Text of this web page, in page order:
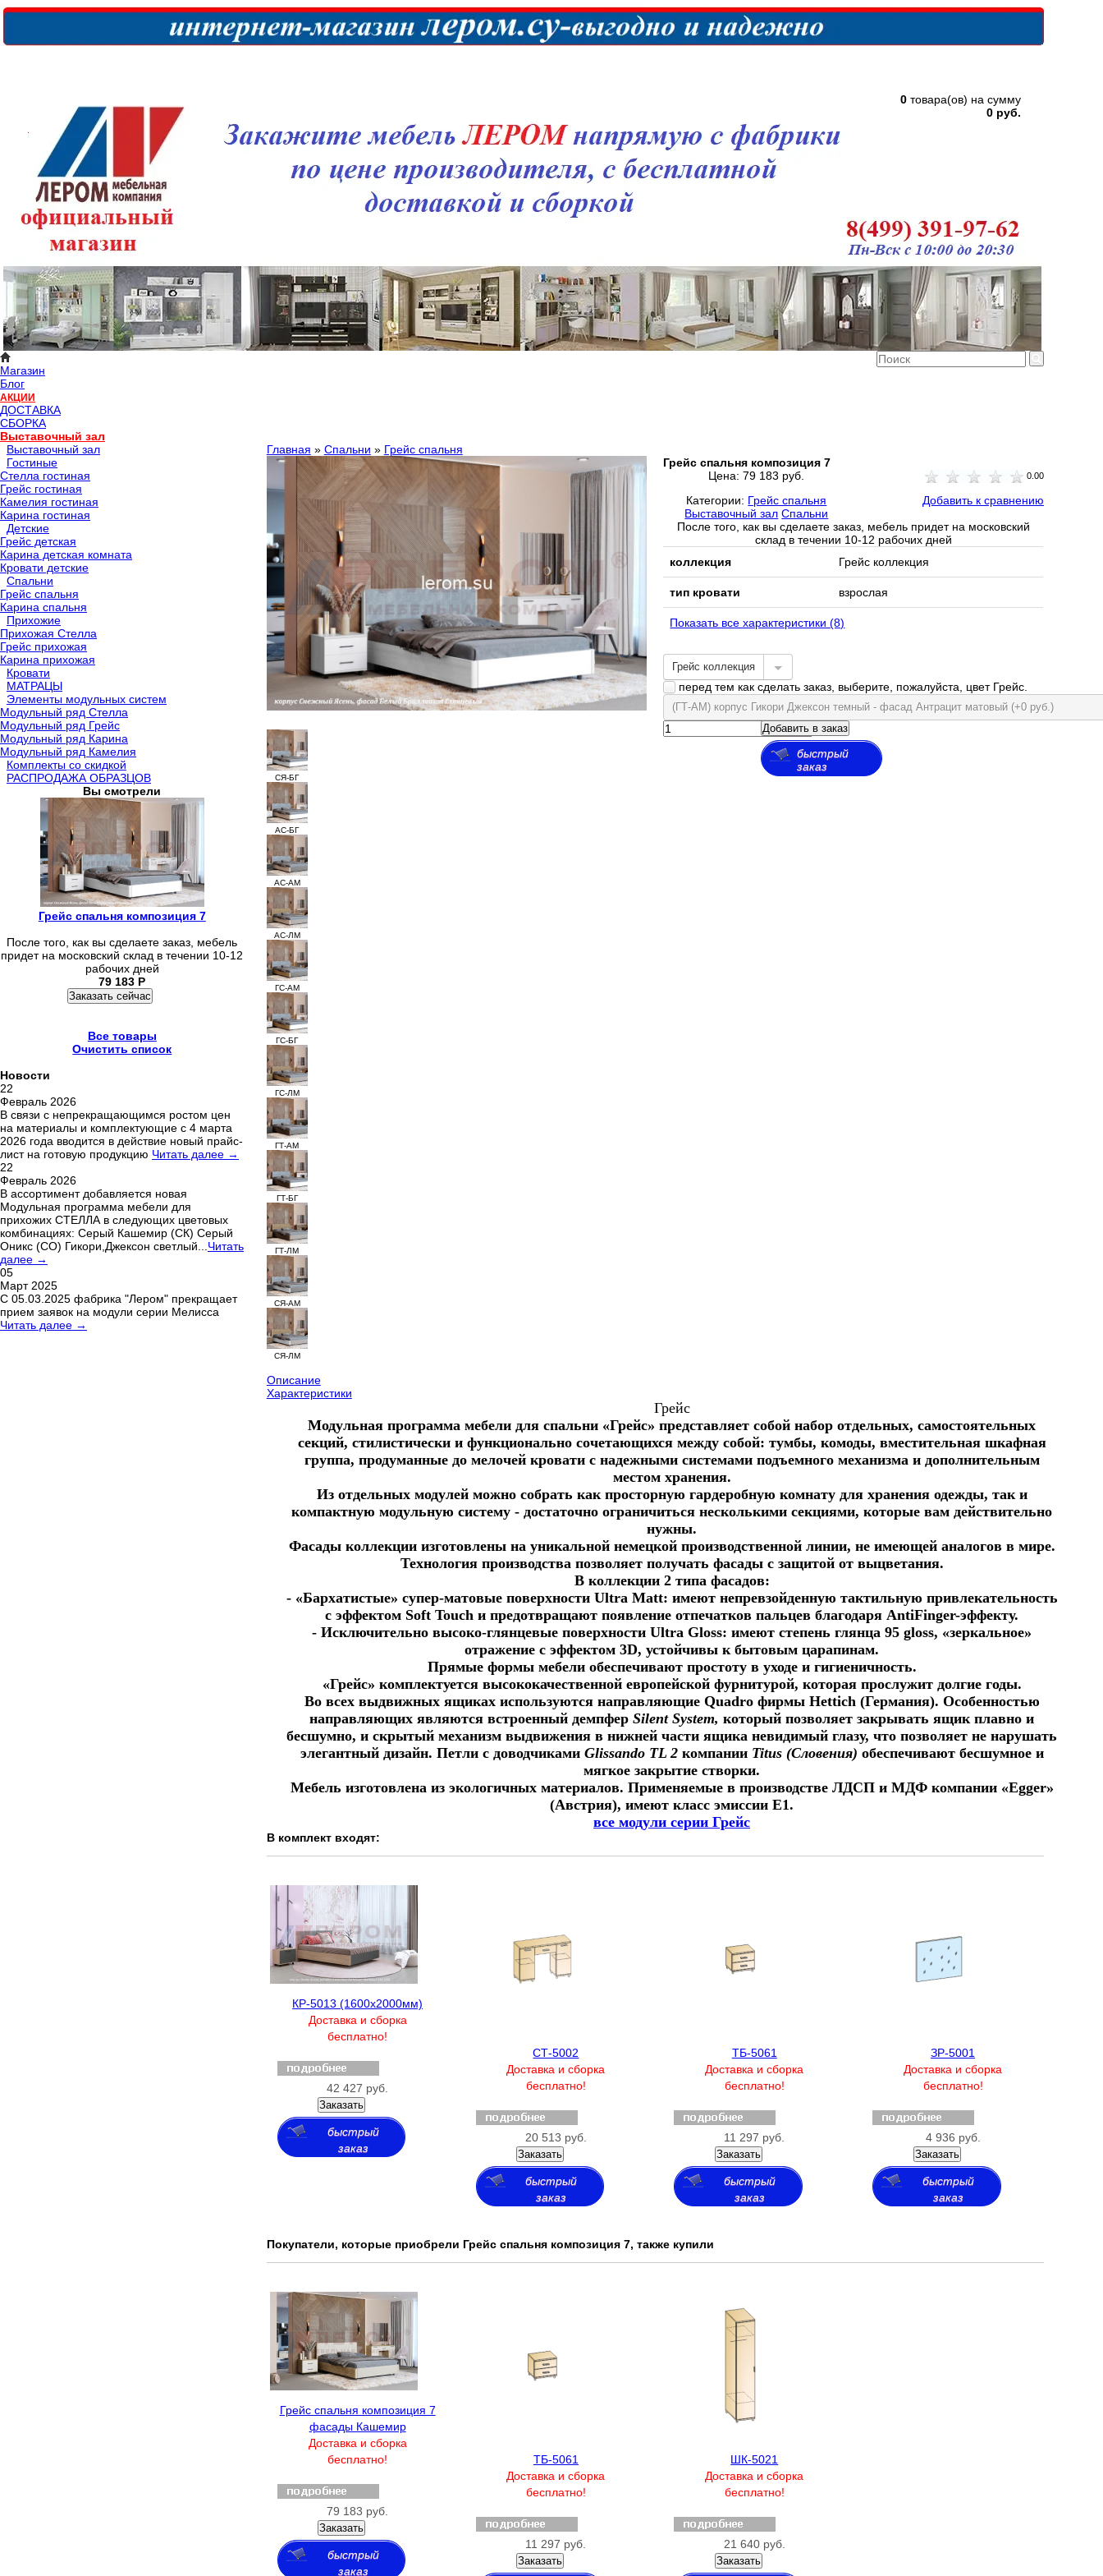
0 товара(ов) на сумму
0 руб.
Магазин
Блог
АКЦИИ
ДОСТАВКА
СБОРКА
Выставочный зал
Выставочный зал
Гостиные
Стелла гостиная
Грейс гостиная
Камелия гостиная
Карина гостиная
Детские
Грейс детская
Карина детская комната
Кровати детские
Спальни
Грейс спальня
Карина спальня
Прихожие
Прихожая Стелла
Грейс прихожая
Карина прихожая
Кровати
МАТРАЦЫ
Элементы модульных систем
Модульный ряд Стелла
Модульный ряд Грейс
Модульный ряд Карина
Модульный ряд Камелия
Комплекты со скидкой
РАСПРОДАЖА ОБРАЗЦОВ
Вы смотрели
Грейс спальня композиция 7
После того, как вы сделаете заказ, мебель
придет на московский склад в течении 10-12
рабочих дней
79 183 Р
Заказать сейчас
Все товары
Очистить список
Новости
22
Февраль 2026
В связи с непрекращающимся ростом цен
на материалы и комплектующие с 4 марта
2026 года вводится в действие новый прайс-
лист на готовую продукцию Читать далее →
22
Февраль 2026
В ассортимент добавляется новая
Модульная программа мебели для
прихожих СТЕЛЛА в следующих цветовых
комбинациях: Серый Кашемир (СК) Серый
Оникс (СО) Гикори,Джексон светлый... Читать
далее →
05
Март 2025
С 05.03.2025 фабрика "Лером" прекращает
прием заявок на модули серии Мелисса
Читать далее →
Главная » Спальни » Грейс спальня
СЯ-БГ
АС-БГ
АС-АМ
АС-ЛМ
ГС-АМ
ГС-БГ
ГС-ЛМ
ГТ-АМ
ГТ-БГ
ГТ-ЛМ
СЯ-АМ
СЯ-ЛМ
Грейс спальня композиция 7
Цена:79 183 руб. 0.00
Категории: Грейс спальня
Выставочный зал Спальни
Добавить к сравнению
После того, как вы сделаете заказ, мебель придет на московский
склад в течении 10-12 рабочих дней
коллекция
Грейс коллекция
тип кровати взрослая
Показать все характеристики (8)
Грейс коллекция
перед тем как сделать заказ, выберите, пожалуйста, цвет Грейс.
(ГТ-АМ) корпус Гикори Джексон темный - фасад Антрацит матовый (+0 руб.)
Добавить в заказ
быстрый
заказ
Описание
Характеристики
Грейс
Модульная программа мебели для спальни «Грейс» представляет собой набор отдельных, самостоятельных
секций, стилистически и функционально сочетающихся между собой: тумбы, комоды, вместительная шкафная
группа, продуманные до мелочей кровати с надежными системами подъемного механизма и дополнительным
местом хранения.
Из отдельных модулей можно собрать как просторную гардеробную комнату для хранения одежды, так и
компактную модульную систему - достаточно ограничиться несколькими секциями, которые вам действительно
нужны.
Фасады коллекции изготовлены на уникальной немецкой производственной линии, не имеющей аналогов в мире.
Технология производства позволяет получать фасады с защитой от выцветания.
В коллекции 2 типа фасадов:
- «Бархатистые» супер-матовые поверхности Ultra Matt: имеют непревзойденную тактильную привлекательность
с эффектом Soft Touch и предотвращают появление отпечатков пальцев благодаря AntiFinger-эффекту.
- Исключительно высоко-глянцевые поверхности Ultra Gloss: имеют степень глянца 95 gloss, «зеркальное»
отражение с эффектом 3D, устойчивы к бытовым царапинам.
Прямые формы мебели обеспечивают простоту в уходе и гигиеничность.
«Грейс» комплектуется высококачественной европейской фурнитурой, которая прослужит долгие годы.
Во всех выдвижных ящиках используются направляющие Quadro фирмы Hettich (Германия). Особенностью
направляющих являются встроенный демпфер Silent System, который позволяет закрывать ящик плавно и
бесшумно, и скрытый механизм выдвижения в нижней части ящика невидимый глазу, что позволяет не нарушать
элегантный дизайн. Петли с доводчиками Glissando TL2компании Titus (Словения) обеспечивают бесшумное и
мягкое закрытие створки.
Мебель изготовлена из экологичных материалов. Применяемые в производстве ЛДСП и МДФ компании «Egger»
(Австрия), имеют класс эмиссии Е1.
все модули серии Грейс
В комплект входят:
КР-5013 (1600х2000мм)
Доставка и сборка
бесплатно!
42 427 руб.
Заказать
быстрый
заказ
СТ-5002
Доставка и сборка
бесплатно!
20 513 руб.
Заказать
быстрый
заказ
ТБ-5061
Доставка и сборка
бесплатно!
11 297 руб.
Заказать
быстрый
заказ
ЗР-5001
Доставка и сборка
бесплатно!
4 936 руб.
Заказать
быстрый
заказ
Покупатели, которые приобрели Грейс спальня композиция 7, также купили
Грейс спальня композиция 7
фасады Кашемир
Доставка и сборка
бесплатно!
79 183 руб.
Заказать
быстрый
заказ
ТБ-5061
Доставка и сборка
бесплатно!
11 297 руб.
Заказать
ШК-5021
Доставка и сборка
бесплатно!
21 640 руб.
Заказать